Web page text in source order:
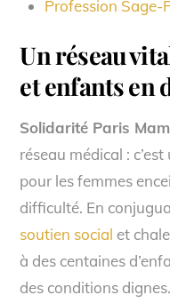
Profession Sage-
Un réseau
et enfants en
Solidarité Paris
réseau médical :
pour les femmes
difficulté. En
soutien social et
à des centaines
des conditions